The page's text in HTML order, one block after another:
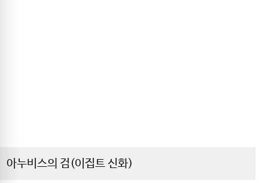
아누비스의 검(이집트 신화)